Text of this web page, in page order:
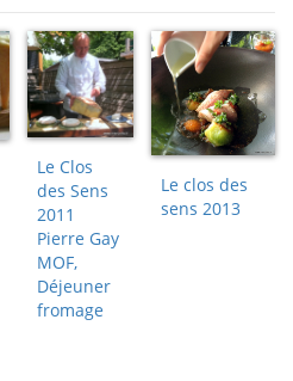
Le Clos
des Sens
2011
Pierre Gay
MOF,
Déjeuner
fromage
Le clos des
sens 2013